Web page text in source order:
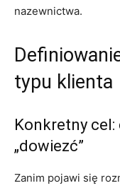
nazewnictwa.
typu klienta
Konkretny
„dowiezć”
Zanim pojawi się